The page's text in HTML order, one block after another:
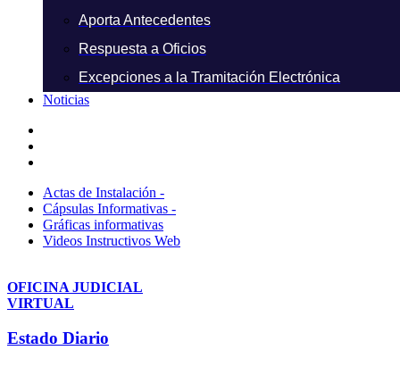
Aporta Antecedentes
Respuesta a Oficios
Excepciones a la Tramitación Electrónica
Noticias
Actas de Instalación -
Cápsulas Informativas -
Gráficas informativas
Videos Instructivos Web
OFICINA JUDICIAL
VIRTUAL
Estado Diario